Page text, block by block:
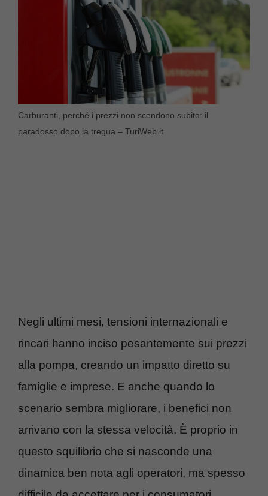
Carburanti, perché i prezzi non scendono subito: il
paradosso dopo la tregua – TuriWeb.it
Negli ultimi mesi, tensioni internazionali e
rincari hanno inciso pesantemente sui prezzi
alla pompa, creando un impatto diretto su
famiglie e imprese. E anche quando lo
scenario sembra migliorare, i benefici non
arrivano con la stessa velocità. È proprio in
questo squilibrio che si nasconde una
dinamica ben nota agli operatori, ma spesso